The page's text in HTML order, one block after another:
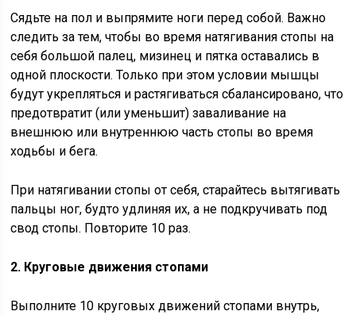
Сядьте на пол и выпрямите ноги перед собой. Важно
следить за тем, чтобы во время натягивания стопы на
себя большой палец, мизинец и пятка оставались в
одной плоскости. Только при этом условии мышцы
будут укрепляться и растягиваться сбалансировано, что
предотвратит (или уменьшит) заваливание на
внешнюю или внутреннюю часть стопы во время
ходьбы и бега.
При натягивании стопы от себя, старайтесь вытягивать
пальцы ног, будто удлиняя их, а не подкручивать под
свод стопы. Повторите 10 раз.
2. Круговые движения стопами
Выполните 10 круговых движений стопами внутрь,